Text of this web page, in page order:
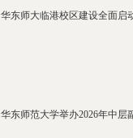
华东师大临港校区建设全面启
华东师范大学举办2026年中层